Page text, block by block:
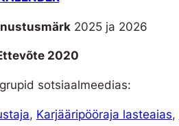
2025 ja 2026
2020
sotsiaalmeedias:
, Karjääripööraja lasteaias,